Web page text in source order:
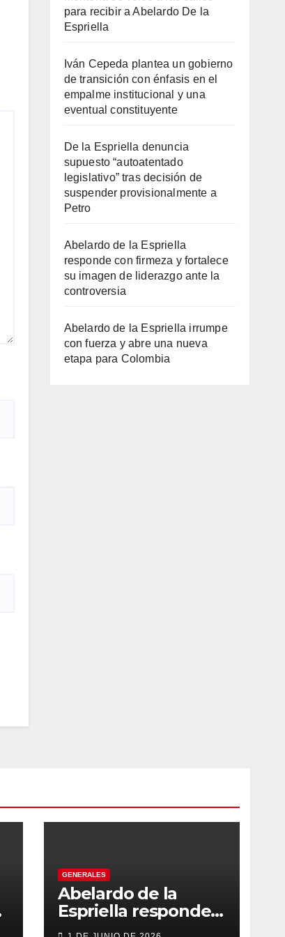
para recibir a Abelardo De la
Espriella
Iván Cepeda plantea un gobierno
de transición con énfasis en el
empalme institucional y una
eventual constituyente
De la Espriella denuncia
supuesto “autoatentado
legislativo” tras decisión de
suspender provisionalmente a
Petro
Abelardo de la Espriella
responde con firmeza y fortalece
su imagen de liderazgo ante la
controversia
Abelardo de la Espriella irrumpe
con fuerza y abre una nueva
etapa para Colombia
GENERALES
Abelardo de la
Espriella responde
con firmeza y